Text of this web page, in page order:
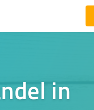
in